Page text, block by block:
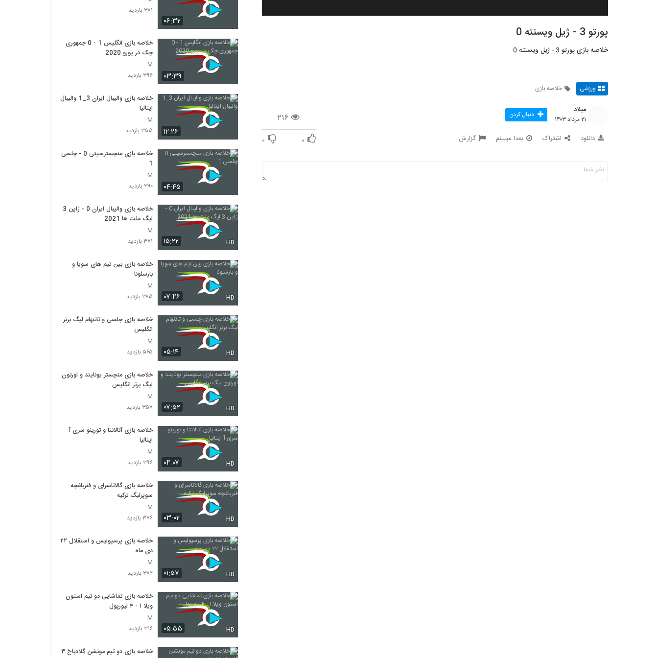
پورتو 3 - ژیل ویسنته 0
خلاصه بازی پورتو 3 - ژیل ویسنته 0
ورزشی خلاصه بازی
۲۱۶
میلاد
۲۱ مرداد ۱۴۰۳ دنبال کردن
دانلود اشتراک بعدا میبینم گزارش ۰ ۰
۰۶:۳۲
۳۸۱ بازدید
۰۳:۳۹
خلاصه بازی انگلیس 1 - 0 جمهوری
چک در یورو 2020
M
۳۹۶ بازدید
۱۲:۲۶
خلاصه بازی والیبال ایران 3_1 والیبال
ایتالیا
M
۳۵۵ بازدید
۰۴:۴۵
خلاصه بازی منچسترسیتی 0 - چلسی
1
M
۳۹۰ بازدید
۱۵:۲۲ HD
خلاصه بازی والیبال ایران 0 - ژاپن 3
لیگ ملت ها 2021
M
۳۷۱ بازدید
۰۷:۴۶ HD
خلاصه بازی بین تیم های سویا و
بارسلونا
M
۳۸۵ بازدید
۰۵:۱۴ HD
خلاصه بازی چلسی و تاتنهام لیگ برتر
انگلیس
M
۵۶۵ بازدید
۰۷:۵۲ HD
خلاصه بازی منچستر یونایتد و اورتون
لیگ برتر انگلیس
M
۳۵۷ بازدید
۰۴:۰۷ HD
خلاصه بازی آتالانتا و تورینو سری آ
ایتالیا
M
۳۹۶ بازدید
۰۳:۰۲ HD
خلاصه بازی گالاتاسرای و فنرباغچه
سوپرلیگ ترکیه
M
۳۷۶ بازدید
۰۱:۵۷ HD
خلاصه بازی پرسپولیس و استقلال ۲۲
دی ماه
M
۳۸۲ بازدید
۰۵:۵۵ HD
خلاصه بازی تماشایی دو تیم استون
ویلا ۱ - ۴ لیورپول
M
۳۱۶ بازدید
خلاصه بازی دو تیم مونشن گلادباخ ۳